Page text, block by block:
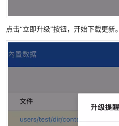
点击“立即升级”按钮，开始下载更新